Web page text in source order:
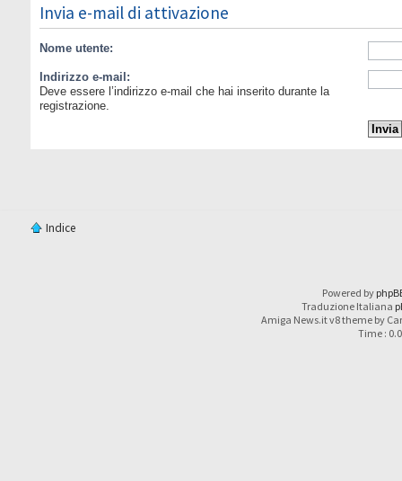
Invia e-mail di attivazione
Nome utente:
Indirizzo e-mail:
Deve essere l’indirizzo e-mail che hai inserito durante la
registrazione.
Indice
Powered by
Traduzione Italiana
Amiga News.it v8 theme by
Time :